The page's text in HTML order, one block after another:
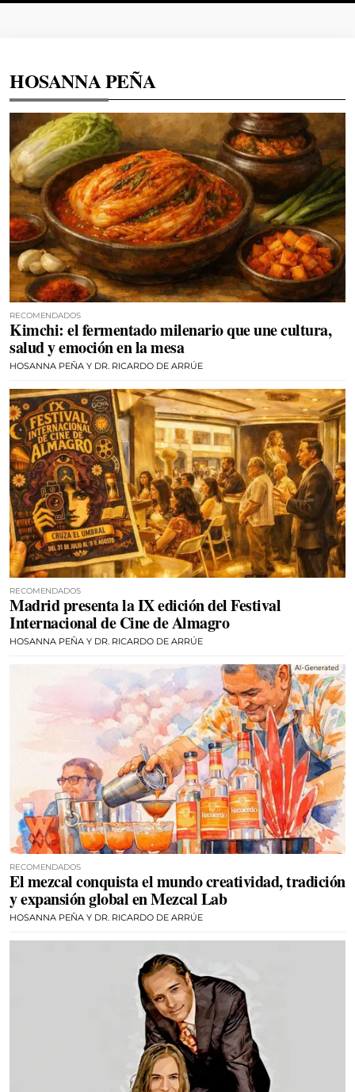
HOSANNA PEÑA
RECOMENDADOS
Kimchi: el fermentado milenario que une cultura,
salud y emoción en la mesa
HOSANNA PEÑA Y DR. RICARDO DE ARRÚE
RECOMENDADOS
Madrid presenta la IX edición del Festival
Internacional de Cine de Almagro
HOSANNA PEÑA Y DR. RICARDO DE ARRÚE
RECOMENDADOS
El mezcal conquista el mundo creatividad, tradición
y expansión global en Mezcal Lab
HOSANNA PEÑA Y DR. RICARDO DE ARRÚE